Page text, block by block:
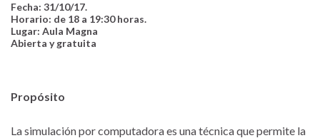
Fecha: 31/10/17.
Horario: de 18 a 19:30 horas.
Lugar: Aula Magna
Abierta y gratuita
Propósito
La simulación por computadora es una técnica que permite la